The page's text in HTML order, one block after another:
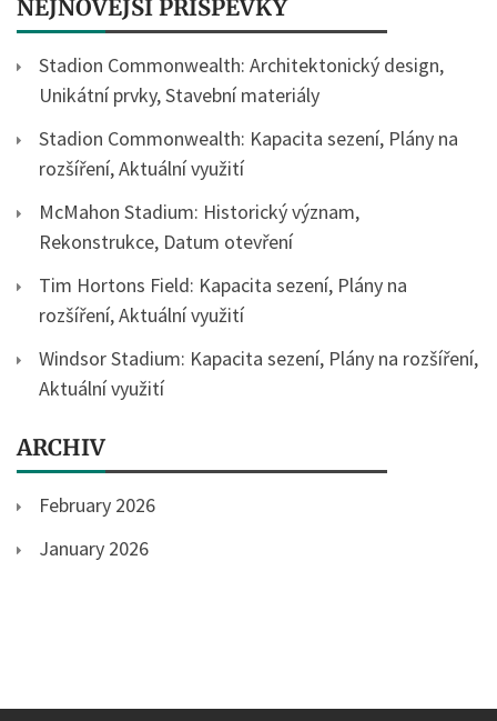
NEJNOVĚJŠÍ PŘÍSPĚVKY
Stadion Commonwealth: Architektonický design,
Unikátní prvky, Stavební materiály
Stadion Commonwealth: Kapacita sezení, Plány na
rozšíření, Aktuální využití
McMahon Stadium: Historický význam,
Rekonstrukce, Datum otevření
Tim Hortons Field: Kapacita sezení, Plány na
rozšíření, Aktuální využití
Windsor Stadium: Kapacita sezení, Plány na rozšíření,
Aktuální využití
ARCHIV
February 2026
January 2026